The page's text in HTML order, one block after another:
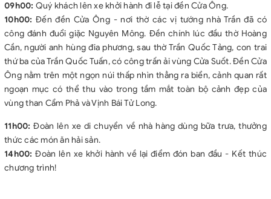
09h00: Quý khách lên xe khởi hành đi lễ tại đền Cửa Ông.
10h00: Đến đền Cửa Ông - nơi thờ các vị tướng nhà Trần đã có
công đánh đuổi giặc Nguyên Mông. Đền chính lúc đầu thờ Hoàng
Cần, người anh hùng đia phương, sau thờ Trần Quốc Tảng, con trai
thứ ba của Trần Quốc Tuấn, có công trấn ải vùng Cửa Suốt. Đền Cửa
Ông nằm trên một ngọn núi thấp nhìn thẳng ra biển, cảnh quan rất
ngoạn mục có thể thu vào trong tầm mắt toàn bộ cảnh đẹp của
vùng than Cẩm Phả và Vịnh Bái Tử Long.
11h00: Đoàn lên xe di chuyển về nhà hàng dùng bữa trưa, thưởng
thức các món ăn hải sản.
14h00:Đoàn lên xe khởi hành về lại điểm đón ban đầu - Kết thúc
chương trình!